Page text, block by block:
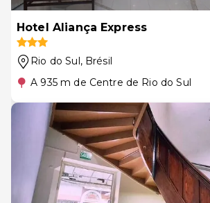
Hotel Aliança Express
Rio do Sul, Brésil
A 935 m de Centre de Rio do Sul